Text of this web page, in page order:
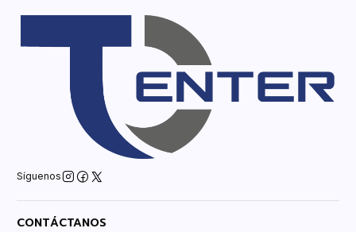
Síguenos
CONTÁCTANOS